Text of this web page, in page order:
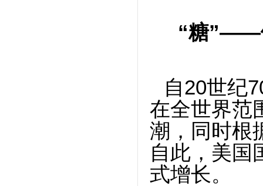
“糖”——
自20世纪
在全世界范
潮，同时根
自此，美国
式增长。